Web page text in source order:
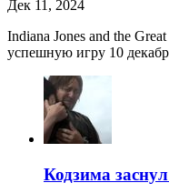
Дек 11, 2024
Indiana Jones and the
успешную игру 10
Кодзима